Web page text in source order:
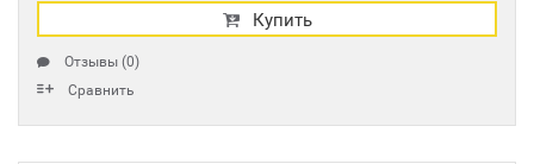
Купить
Отзывы (0)
Сравнить